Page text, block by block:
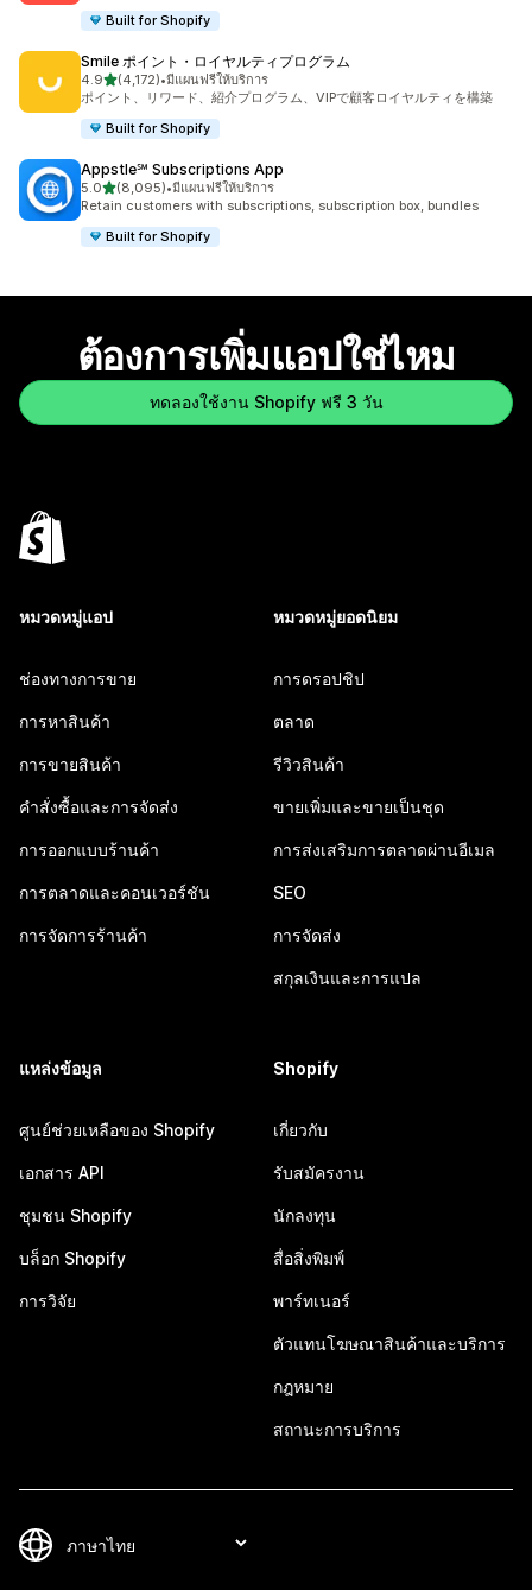
Built for Shopify
Smile ポイント・ロイヤルティプログラム
4.9เต็ม 5 ดาว
(4,172)
ทั้งหมด 4172 รีวิว
•มีแผนฟรีให้บริการ
ポイント、リワード、紹介プログラム、VIPで顧客ロイヤルティを構築
Built for Shopify
Appstle℠ Subscriptions App
5.0เต็ม 5 ดาว
(8,095)
ทั้งหมด 8095 รีวิว
•มีแผนฟรีให้บริการ
Retain customers with subscriptions, subscription box, bundles
Built for Shopify
ต้องการเพิ่มแอปใช่ไหม
ทดลองใช้งาน Shopify ฟรี 3 วัน
หมวดหมู่แอป
ช่องทางการขาย
การหาสินค้า
การขายสินค้า
คำสั่งซื้อและการจัดส่ง
การออกแบบร้านค้า
การตลาดและคอนเวอร์ชัน
การจัดการร้านค้า
หมวดหมู่ยอดนิยม
การดรอปชิป
ตลาด
รีวิวสินค้า
ขายเพิ่มและขายเป็นชุด
การส่งเสริมการตลาดผ่านอีเมล
SEO
การจัดส่ง
สกุลเงินและการแปล
แหล่งข้อมูล
ศูนย์ช่วยเหลือของ Shopify
เอกสาร API
ชุมชน Shopify
บล็อก Shopify
การวิจัย
Shopify
เกี่ยวกับ
รับสมัครงาน
นักลงทุน
สื่อสิ่งพิมพ์
พาร์ทเนอร์
ตัวแทนโฆษณาสินค้าและบริการ
กฎหมาย
สถานะการบริการ